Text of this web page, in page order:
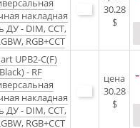
накладная
ДУ - DIM, CCT,
RGB+CCT
30.28
$
UPB2-C(F)
- RF
накладная
ДУ - DIM, CCT,
RGB+CCT
цена
30.28
$
-